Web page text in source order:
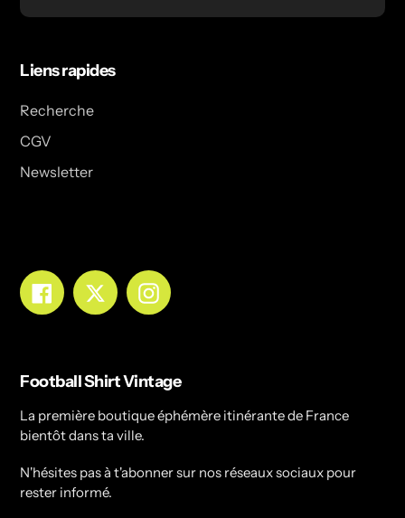
Liens rapides
Recherche
CGV
Newsletter
FacebookTwitterInstagram
Football Shirt Vintage
La première boutique éphémère itinérante de France
bientôt dans ta ville.
N'hésites pas à t'abonner sur nos réseaux sociaux pour
rester informé.